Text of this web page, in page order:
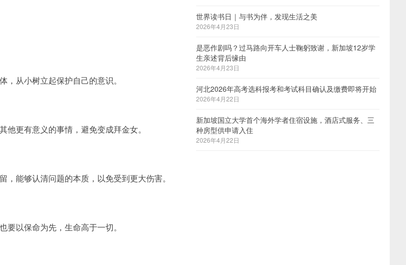
从小树立起保护自己的意识。
更有意义的事情，避免变成拜金女。
能够认清问题的本质，以免受到更大伤害。
以保命为先，生命高于一切。
世界读书日｜与书为伴，发现生活之美
2026年4月23日
是恶作剧吗？过马路向开车人士鞠躬致谢，新加坡12岁学
生亲述背后缘由
2026年4月23日
河北2026年高考选科报考和考试科目确认及缴费即将开始
2026年4月22日
新加坡国立大学首个海外学者住宿设施，酒店式服务、三
种房型供申请入住
2026年4月22日